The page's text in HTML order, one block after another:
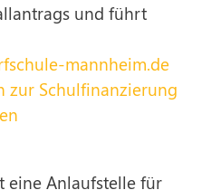
und führt
mannheim.de
zur Schulfinanzierung
eine Anlaufstelle für